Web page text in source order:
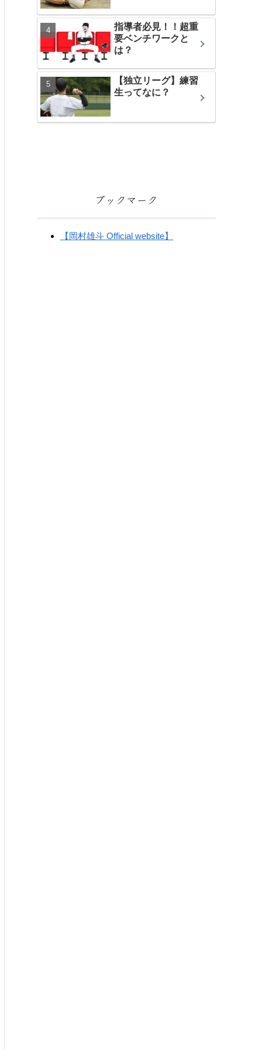
指導者必見！！超重
要ベンチワークと
は？
【独立リーグ】練習
生ってなに？
ブックマーク
【岡村雄斗 Official website】